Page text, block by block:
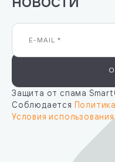
Защита от спама
Соблюдается
Условия использования